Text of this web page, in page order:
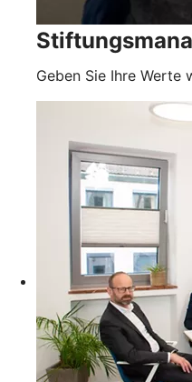
Geben Sie Ihre Werte